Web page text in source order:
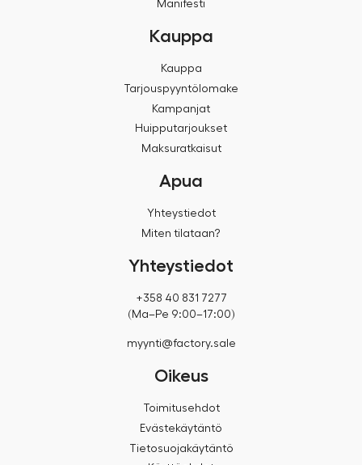
Manifesti
Kauppa
Kauppa
Tarjouspyyntölomake
Kampanjat
Huipputarjoukset
Maksuratkaisut
Apua
Yhteystiedot
Miten tilataan?
Yhteystiedot
+358 40 831 7277
(Ma–Pe 9:00–17:00)
myynti@factory.sale
Oikeus
Toimitusehdot
Evästekäytäntö
Tietosuojakäytäntö